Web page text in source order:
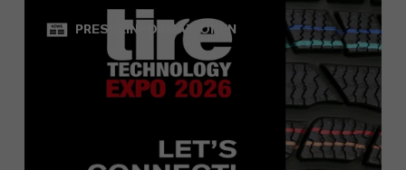
PRESSEINFORMATIONEN